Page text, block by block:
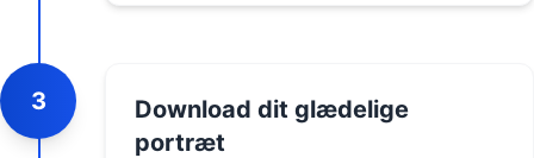
3
Download dit glædelige
portræt